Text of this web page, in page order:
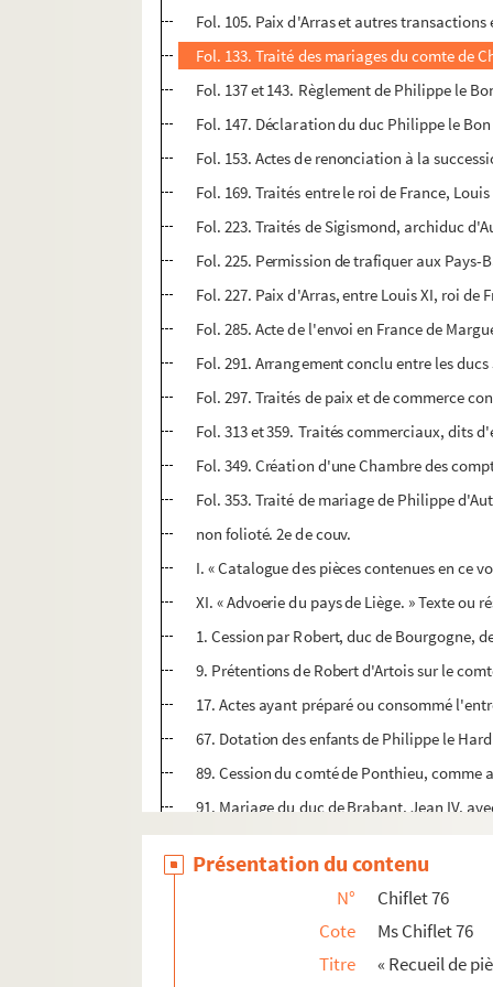
Fol. 105. Paix d'Arras et autres
Fol. 133. Traité des mariages du comte de
Fol. 137 et 143. Règlement de Philippe le
Fol. 147. Déclaration du duc Philippe le
Fol. 153. Actes de renonciation à la
Fol. 169. Traités entre le roi de France,
Fol. 223. Traités de Sigismond, archiduc
Fol. 225. Permission de trafiquer aux
Fol. 227. Paix d'Arras, entre Louis XI, roi
Fol. 285. Acte de l'envoi en France de
Fol. 291. Arrangement conclu entre les
Fol. 297. Traités de paix et de commerce
Fol. 313 et 359. Traités commerciaux, dits
Fol. 349. Création d'une Chambre des
Fol. 353. Traité de mariage de Philippe
non folioté. 2e de couv.
I. « Catalogue des pièces contenues en ce
XI. « Advoerie du pays de Liège. » Texte
1. Cession par Robert, duc de Bourgogne,
9. Prétentions de Robert d'Artois sur le
17. Actes ayant préparé ou consommé
67. Dotation des enfants de Philippe le
89. Cession du comté de Ponthieu, comme
91. Mariage du duc de Brabant, Jean IV,
95. Traité de gardienneté conclu avec la
99. « La paix de Liège, de l'an 1431 »
105. Paix d'Arras et autres transactions
133. Traité des mariages du comte de
137. Règlement de Philippe le Bon sur les
Présentation du contenu
N°
Chiflet 76
Cote
Ms Chiflet 76
Titre
« Recueil de